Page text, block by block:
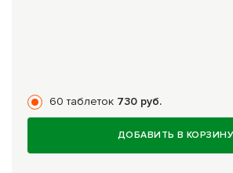
60 таблеток 730 руб.
ДОБАВИТЬ В КОРЗИНУ